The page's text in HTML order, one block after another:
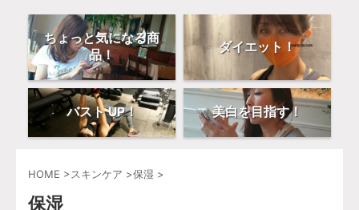
ちょっと気になる商
品！
ダイエット！
バスト UP！ 美白を目指す！
HOME >スキンケア >保湿 >
保湿